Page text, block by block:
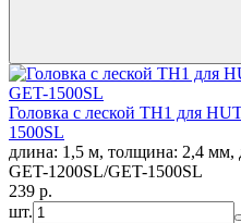
Головка с леской TH1 для
1500SL
длина: 1,5 м, толщина: 2,4
GET-1200SL​/GET-1500SL
239 p.
шт.